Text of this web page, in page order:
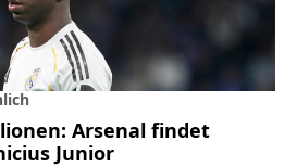
Arsenal findet
Junior